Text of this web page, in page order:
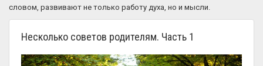
словом, развивают не только работу духа, но и мысли.
Несколько советов родителям. Часть 1